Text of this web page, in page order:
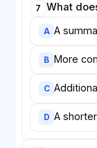
7 What
A A
B More
C
D A